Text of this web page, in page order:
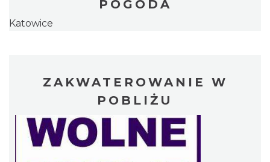
POGODA
Katowice
ZAKWATEROWANIE W
POBLIŻU